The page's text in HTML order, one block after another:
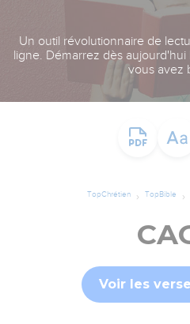
Un outil révolutionnaire de
ligne. Démarrez dès
vous avez
TopChrétien TopBible
Voir les